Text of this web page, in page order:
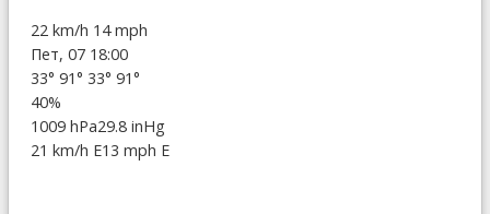
22 km/h 14 mph
Пет, 07 18:00
33° 91° 33° 91°
40%
1009 hPa29.8 inHg
21 km/h E13 mph E